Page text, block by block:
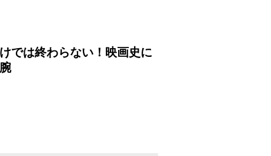
では終わらない！映画史に